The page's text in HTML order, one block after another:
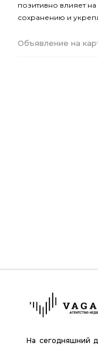
позитивно влияет
сохранению и
Объявление на
На сегодняшний